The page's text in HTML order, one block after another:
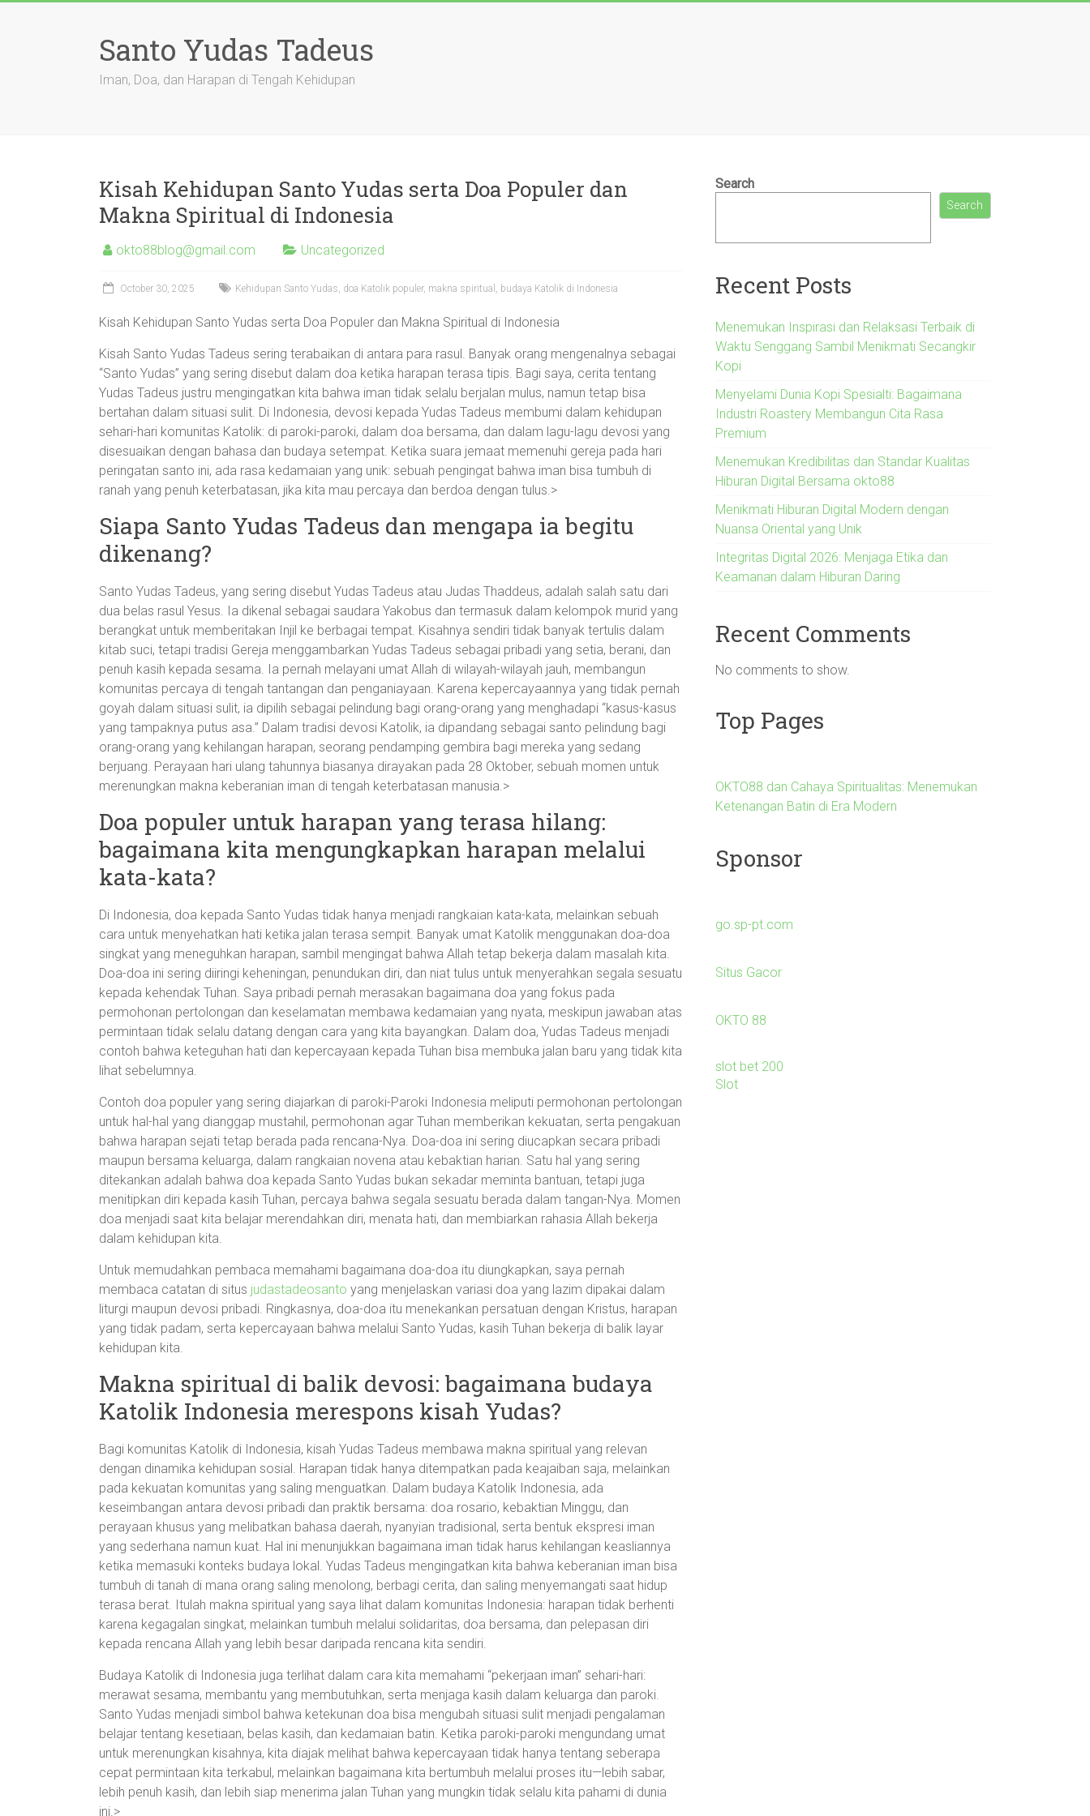
Santo Yudas Tadeus
Iman, Doa, dan Harapan di Tengah Kehidupan
Kisah Kehidupan Santo Yudas serta Doa Populer dan
Makna Spiritual di Indonesia
okto88blog@gmail.com Uncategorized
October 30, 2025 Kehidupan Santo Yudas, doa Katolik populer, makna spiritual, budaya Katolik di Indonesia
Kisah Kehidupan Santo Yudas serta Doa Populer dan Makna Spiritual di Indonesia
Kisah Santo Yudas Tadeus sering terabaikan di antara para rasul. Banyak orang mengenalnya sebagai
“Santo Yudas” yang sering disebut dalam doa ketika harapan terasa tipis. Bagi saya, cerita tentang
Yudas Tadeus justru mengingatkan kita bahwa iman tidak selalu berjalan mulus, namun tetap bisa
bertahan dalam situasi sulit. Di Indonesia, devosi kepada Yudas Tadeus membumi dalam kehidupan
sehari-hari komunitas Katolik: di paroki-paroki, dalam doa bersama, dan dalam lagu-lagu devosi yang
disesuaikan dengan bahasa dan budaya setempat. Ketika suara jemaat memenuhi gereja pada hari
peringatan santo ini, ada rasa kedamaian yang unik: sebuah pengingat bahwa iman bisa tumbuh di
ranah yang penuh keterbatasan, jika kita mau percaya dan berdoa dengan tulus.>
Siapa Santo Yudas Tadeus dan mengapa ia begitu
dikenang?
Santo Yudas Tadeus, yang sering disebut Yudas Tadeus atau Judas Thaddeus, adalah salah satu dari
dua belas rasul Yesus. Ia dikenal sebagai saudara Yakobus dan termasuk dalam kelompok murid yang
berangkat untuk memberitakan Injil ke berbagai tempat. Kisahnya sendiri tidak banyak tertulis dalam
kitab suci, tetapi tradisi Gereja menggambarkan Yudas Tadeus sebagai pribadi yang setia, berani, dan
penuh kasih kepada sesama. Ia pernah melayani umat Allah di wilayah-wilayah jauh, membangun
komunitas percaya di tengah tantangan dan penganiayaan. Karena kepercayaannya yang tidak pernah
goyah dalam situasi sulit, ia dipilih sebagai pelindung bagi orang-orang yang menghadapi “kasus-kasus
yang tampaknya putus asa.” Dalam tradisi devosi Katolik, ia dipandang sebagai santo pelindung bagi
orang-orang yang kehilangan harapan, seorang pendamping gembira bagi mereka yang sedang
berjuang. Perayaan hari ulang tahunnya biasanya dirayakan pada 28 Oktober, sebuah momen untuk
merenungkan makna keberanian iman di tengah keterbatasan manusia.>
Doa populer untuk harapan yang terasa hilang:
bagaimana kita mengungkapkan harapan melalui
kata-kata?
Di Indonesia, doa kepada Santo Yudas tidak hanya menjadi rangkaian kata-kata, melainkan sebuah
cara untuk menyehatkan hati ketika jalan terasa sempit. Banyak umat Katolik menggunakan doa-doa
singkat yang meneguhkan harapan, sambil mengingat bahwa Allah tetap bekerja dalam masalah kita.
Doa-doa ini sering diiringi keheningan, penundukan diri, dan niat tulus untuk menyerahkan segala sesuatu
kepada kehendak Tuhan. Saya pribadi pernah merasakan bagaimana doa yang fokus pada
permohonan pertolongan dan keselamatan membawa kedamaian yang nyata, meskipun jawaban atas
permintaan tidak selalu datang dengan cara yang kita bayangkan. Dalam doa, Yudas Tadeus menjadi
contoh bahwa keteguhan hati dan kepercayaan kepada Tuhan bisa membuka jalan baru yang tidak kita
lihat sebelumnya.
Contoh doa populer yang sering diajarkan di paroki-Paroki Indonesia meliputi permohonan pertolongan
untuk hal-hal yang dianggap mustahil, permohonan agar Tuhan memberikan kekuatan, serta pengakuan
bahwa harapan sejati tetap berada pada rencana-Nya. Doa-doa ini sering diucapkan secara pribadi
maupun bersama keluarga, dalam rangkaian novena atau kebaktian harian. Satu hal yang sering
ditekankan adalah bahwa doa kepada Santo Yudas bukan sekadar meminta bantuan, tetapi juga
menitipkan diri kepada kasih Tuhan, percaya bahwa segala sesuatu berada dalam tangan-Nya. Momen
doa menjadi saat kita belajar merendahkan diri, menata hati, dan membiarkan rahasia Allah bekerja
dalam kehidupan kita.
Untuk memudahkan pembaca memahami bagaimana doa-doa itu diungkapkan, saya pernah
membaca catatan di situs judastadeosanto yang menjelaskan variasi doa yang lazim dipakai dalam
liturgi maupun devosi pribadi. Ringkasnya, doa-doa itu menekankan persatuan dengan Kristus, harapan
yang tidak padam, serta kepercayaan bahwa melalui Santo Yudas, kasih Tuhan bekerja di balik layar
kehidupan kita.
Makna spiritual di balik devosi: bagaimana budaya
Katolik Indonesia merespons kisah Yudas?
Bagi komunitas Katolik di Indonesia, kisah Yudas Tadeus membawa makna spiritual yang relevan
dengan dinamika kehidupan sosial. Harapan tidak hanya ditempatkan pada keajaiban saja, melainkan
pada kekuatan komunitas yang saling menguatkan. Dalam budaya Katolik Indonesia, ada
keseimbangan antara devosi pribadi dan praktik bersama: doa rosario, kebaktian Minggu, dan
perayaan khusus yang melibatkan bahasa daerah, nyanyian tradisional, serta bentuk ekspresi iman
yang sederhana namun kuat. Hal ini menunjukkan bagaimana iman tidak harus kehilangan keasliannya
ketika memasuki konteks budaya lokal. Yudas Tadeus mengingatkan kita bahwa keberanian iman bisa
tumbuh di tanah di mana orang saling menolong, berbagi cerita, dan saling menyemangati saat hidup
terasa berat. Itulah makna spiritual yang saya lihat dalam komunitas Indonesia: harapan tidak berhenti
karena kegagalan singkat, melainkan tumbuh melalui solidaritas, doa bersama, dan pelepasan diri
kepada rencana Allah yang lebih besar daripada rencana kita sendiri.
Budaya Katolik di Indonesia juga terlihat dalam cara kita memahami “pekerjaan iman” sehari-hari:
merawat sesama, membantu yang membutuhkan, serta menjaga kasih dalam keluarga dan paroki.
Santo Yudas menjadi simbol bahwa ketekunan doa bisa mengubah situasi sulit menjadi pengalaman
belajar tentang kesetiaan, belas kasih, dan kedamaian batin. Ketika paroki-paroki mengundang umat
untuk merenungkan kisahnya, kita diajak melihat bahwa kepercayaan tidak hanya tentang seberapa
cepat permintaan kita terkabul, melainkan bagaimana kita bertumbuh melalui proses itu—lebih sabar,
lebih penuh kasih, dan lebih siap menerima jalan Tuhan yang mungkin tidak selalu kita pahami di dunia
ini.>
Search
Search
Recent Posts
Menemukan Inspirasi dan Relaksasi Terbaik di
Waktu Senggang Sambil Menikmati Secangkir
Kopi
Menyelami Dunia Kopi Spesialti: Bagaimana
Industri Roastery Membangun Cita Rasa
Premium
Menemukan Kredibilitas dan Standar Kualitas
Hiburan Digital Bersama okto88
Menikmati Hiburan Digital Modern dengan
Nuansa Oriental yang Unik
Integritas Digital 2026: Menjaga Etika dan
Keamanan dalam Hiburan Daring
Recent Comments
No comments to show.
Top Pages
OKTO88 dan Cahaya Spiritualitas: Menemukan
Ketenangan Batin di Era Modern
Sponsor
go.sp-pt.com
Situs Gacor
OKTO 88
slot bet 200
Slot